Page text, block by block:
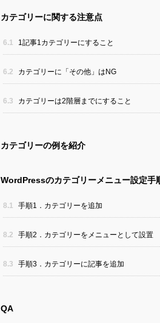
カテゴリーに関する注意点
6.1 1記事1カテゴリーにすること
6.2 カテゴリーに「その他」はNG
6.3 カテゴリーは2階層までにすること
カテゴリーの例を紹介
WordPressのカテゴリーメニュー設定手
8.1 手順1．カテゴリーを追加
8.2 手順2．カテゴリーをメニューとして設置
8.3 手順3．カテゴリーに記事を追加
QA